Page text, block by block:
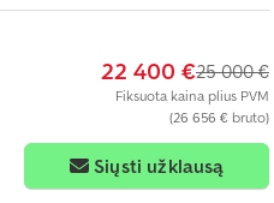
22 400 €25 000 €
Fiksuota kaina plius PVM
(26 656 € bruto)
Siųsti užklausą